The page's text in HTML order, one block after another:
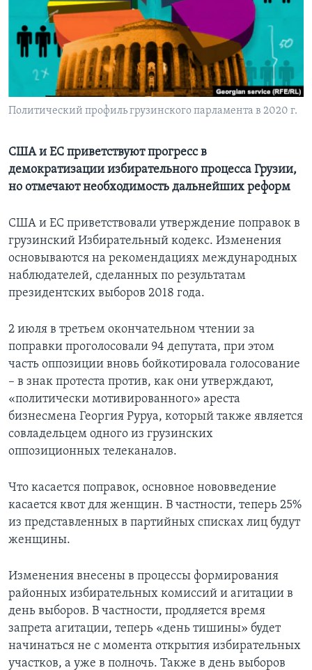
Learning English
СОЦИАЛЬНЫЕ СЕТИ
Политический профиль грузинского парламента в 2020 г.
США и ЕС приветствуют прогресс в
демократизации избирательного процесса Грузии,
но отмечают необходимость дальнейших реформ
США и ЕС приветствовали утверждение поправок в
грузинский Избирательный кодекс. Изменения
основываются на рекомендациях международных
наблюдателей, сделанных по результатам
президентских выборов 2018 года.
2 июля в третьем окончательном чтении за
поправки проголосовали 94 депутата, при этом
часть оппозиции вновь бойкотировала голосование
– в знак протеста против, как они утверждают,
«политически мотивированного» ареста
бизнесмена Георгия Руруа, который также является
совладельцем одного из грузинских
оппозиционных телеканалов.
Что касается поправок, основное нововведение
касается квот для женщин. В частности, теперь 25%
из представленных в партийных списках лиц будут
женщины.
Изменения внесены в процессы формирования
районных избирательных комиссий и агитации в
день выборов. В частности, продляется время
запрета агитации, теперь «день тишины» будет
начинаться не с момента открытия избирательных
участков, а уже в полночь. Также в день выборов